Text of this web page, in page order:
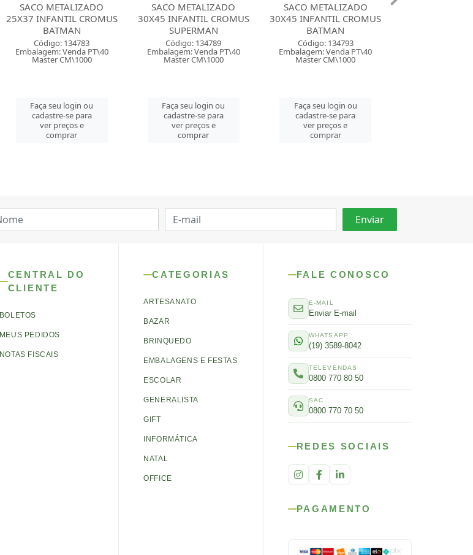
SACO METALIZADO
30X45 INFANTIL CROMUS
SUPERMAN
Código: 134789
Embalagem: Venda PT\40
Master CM\1000
Faça seu login ou
cadastre-se para
ver preços e
comprar
SACO METALIZADO
30X45 INFANTIL CROMUS
BATMAN
Código: 134793
Embalagem: Venda PT\40
Master CM\1000
Faça seu login ou
cadastre-se para
ver preços e
comprar
SACO METALIZADO
35X55 INFANTIL CROMUS
SUPERMAN
Código: 134799
Embalagem: Venda PT\40
Master CM\1000
Faça seu login ou
cadastre-se para
ver preços e
comprar
CENTRAL DO
CLIENTE
BOLETOS
MEUS PEDIDOS
NOTAS FISCAIS
CATEGORIAS
ARTESANATO
BAZAR
BRINQUEDO
EMBALAGENS E FESTAS
ESCOLAR
GENERALISTA
GIFT
INFORMÁTICA
NATAL
OFFICE
FALE CONOSCO
E-MAIL
Enviar E-mail
WHATSAPP
(19) 3589-8042
TELEVENDAS
0800 770 80 50
SAC
0800 770 70 50
REDES SOCIAIS
PAGAMENTO